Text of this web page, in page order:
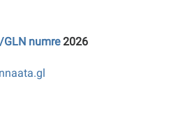
GLN numre2026